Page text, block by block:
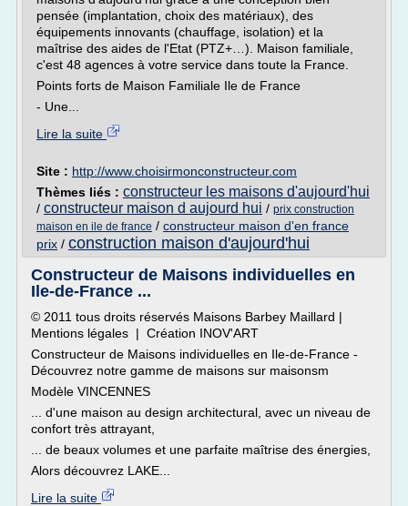
pensée (implantation, choix des matériaux), des
équipements innovants (chauffage, isolation) et la
maîtrise des aides de l'Etat (PTZ+…). Maison familiale,
c'est 48 agences à votre service dans toute la France.
Points forts de Maison Familiale Ile de France
- Une...
Lire la suite
Site : http://www.choisirmonconstructeur.com
Thèmes liés : constructeur les maisons d'aujourd'hui
/ constructeur maison d aujourd hui / prix construction
maison en ile de france / constructeur maison d'en france
prix / construction maison d'aujourd'hui
Constructeur de Maisons individuelles en
Ile-de-France ...
© 2011 tous droits réservés Maisons Barbey Maillard |
Mentions légales | Création INOV'ART
Constructeur de Maisons individuelles en Ile-de-France -
Découvrez notre gamme de maisons sur maisonsm
Modèle VINCENNES
... d'une maison au design architectural, avec un niveau de
confort très attrayant,
... de beaux volumes et une parfaite maîtrise des énergies,
Alors découvrez LAKE...
Lire la suite